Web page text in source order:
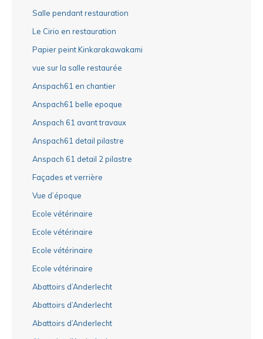
Salle pendant restauration
Le Cirio en restauration
Papier peint Kinkarakawakami
vue sur la salle restaurée
Anspach61 en chantier
Anspach61 belle epoque
Anspach 61 avant travaux
Anspach61 detail pilastre
Anspach 61 detail 2 pilastre
Façades et verrière
Vue d’époque
Ecole vétérinaire
Ecole vétérinaire
Ecole vétérinaire
Ecole vétérinaire
Abattoirs d’Anderlecht
Abattoirs d’Anderlecht
Abattoirs d’Anderlecht